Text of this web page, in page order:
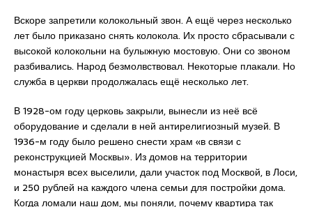
Вскоре запретили колокольный звон. А ещё через несколько
лет было приказано снять колокола. Их просто сбрасывали с
высокой колокольни на булыжную мостовую. Они со звоном
разбивались. Народ безмолвствовал. Некоторые плакали. Но
служба в церкви продолжалась ещё несколько лет.
В 1928-ом году церковь закрыли, вынесли из неё всё
оборудование и сделали в ней антирелигиозный музей. В
1936-м году было решено снести храм «в связи с
реконструкцией Москвы». Из домов на территории
монастыря всех выселили, дали участок под Москвой, в Лоси,
и 250 рублей на каждого члена семьи для постройки дома.
Когда ломали наш дом, мы поняли, почему квартира так